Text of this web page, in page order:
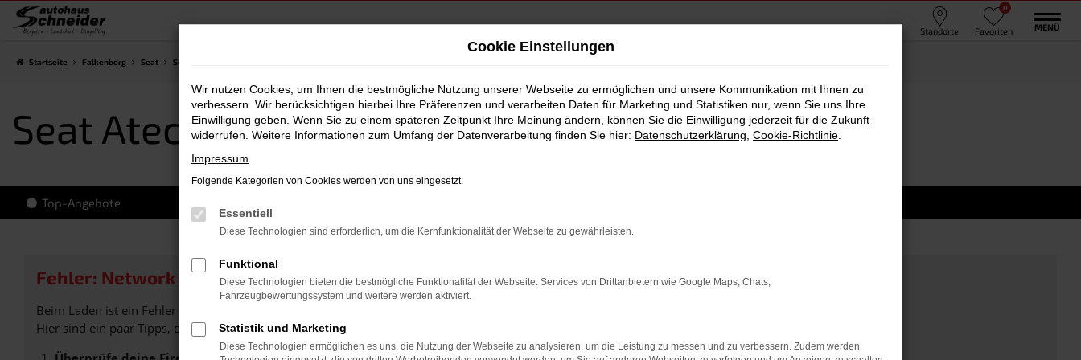
Zum
Standorte
0
Favoriten MENÜ
Startseite Falkenberg Seat Seat Ateca
Seat Ateca Vorführwagen Falkenberg
Top-Angebote
Fehler: Network Error
Beim Laden ist ein Fehler aufgetreten.
Hier sind ein paar Tipps, die dir helfen können:
Cookie Einstellungen
Wir nutzen Cookies, um Ihnen die bestmögliche Nutzung unserer Webseite zu ermöglichen und unsere Kommunikation mit Ihnen zu
verbessern. Wir berücksichtigen hierbei Ihre Präferenzen und verarbeiten Daten für Marketing und Statistiken nur, wenn Sie uns Ihre
Einwilligung geben. Wenn Sie zu einem späteren Zeitpunkt Ihre Meinung ändern, können Sie die Einwilligung jederzeit für die Zukunft
widerrufen. Weitere Informationen zum Umfang der Datenverarbeitung finden Sie hier: Datenschutzerklärung Cookie-Richtlinie
Impressum
Folgende Kategorien von Cookies werden von uns eingesetzt:
Essentiell
Diese Technologien sind erforderlich, um die Kernfunktionalität der Webseite zu gewährleisten.
Funktional
Diese Technologien bieten die bestmögliche Funktionalität der Webseite. Services von Drittanbietern wie Google Maps, Chats,
Fahrzeugbewertungssystem und weitere werden aktiviert.
Statistik und Marketing
Diese Technologien ermöglichen es uns, die Nutzung der Webseite zu analysieren, um die Leistung zu messen und zu verbessern. Zudem werden